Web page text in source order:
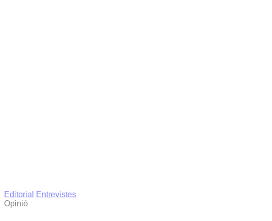
Editorial
Entrevistes
Opinió